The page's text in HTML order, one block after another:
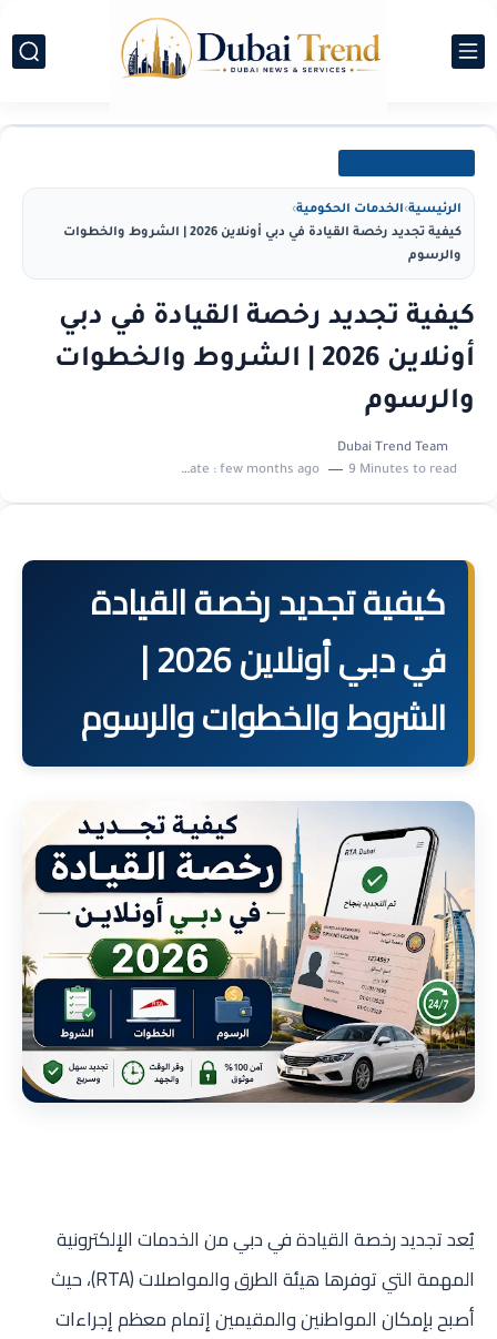
الرئيسية›الخدمات الحكومية›
كيفية تجديد رخصة القيادة في دبي أونلاين 2026 | الشروط والخطوات
والرسوم
كيفية تجديد رخصة القيادة في دبي
أونلاين 2026 | الشروط والخطوات
والرسوم
Dubai Trend Team
Last update :
few months ago 9 Minutes to read
كيفية تجديد رخصة القيادة
في دبي أونلاين 2026 |
الشروط والخطوات والرسوم
يُعد تجديد رخصة القيادة في دبي من الخدمات الإلكترونية
المهمة التي توفرها هيئة الطرق والمواصلات (RTA)، حيث
أصبح بإمكان المواطنين والمقيمين إتمام معظم إجراءات